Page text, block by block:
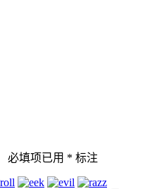
必填项已用 * 标注